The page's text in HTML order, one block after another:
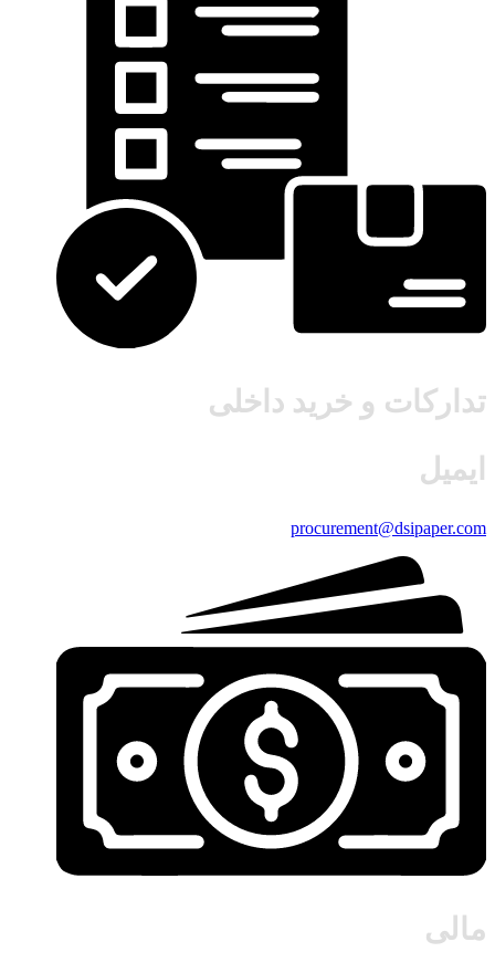
تدارکات و خرید داخلی
ایمیل
procurement@dsipaper.com
مالی